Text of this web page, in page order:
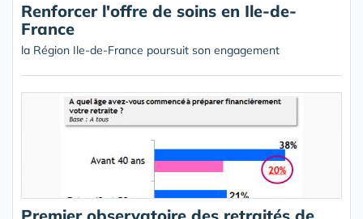
Renforcer l'offre de soins en Ile-de-
France
la Région Ile-de-France poursuit son engagement